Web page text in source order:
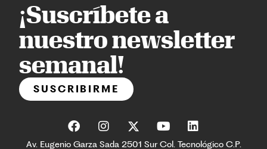
¡Suscríbete a
nuestro newsletter
semanal!
SUSCRIBIRME
Av. Eugenio Garza Sada 2501 Sur Col. Tecnológico C.P.